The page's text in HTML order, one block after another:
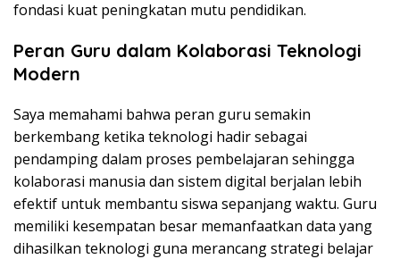
fondasi kuat peningkatan mutu pendidikan.
Peran Guru dalam Kolaborasi Teknologi
Modern
Saya memahami bahwa peran guru semakin
berkembang ketika teknologi hadir sebagai
pendamping dalam proses pembelajaran sehingga
kolaborasi manusia dan sistem digital berjalan lebih
efektif untuk membantu siswa sepanjang waktu. Guru
memiliki kesempatan besar memanfaatkan data yang
dihasilkan teknologi guna merancang strategi belajar